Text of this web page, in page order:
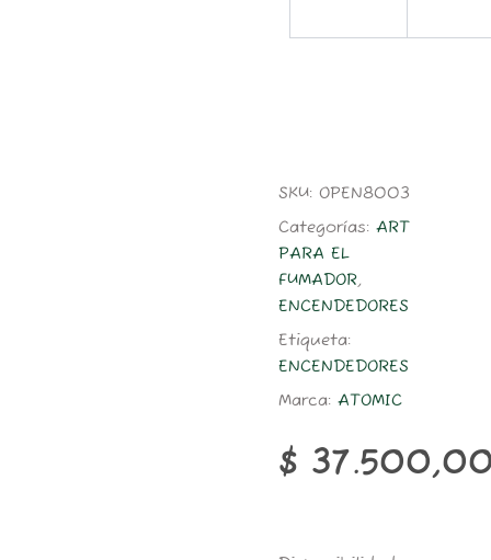
SKU: OPEN8003
Categorías: ART
PARA EL
FUMADOR,
ENCENDEDORES
Etiqueta:
ENCENDEDORES
Marca: ATOMIC
$